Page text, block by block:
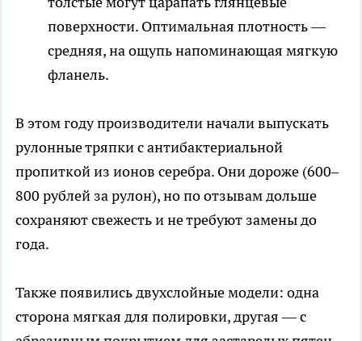
поверхности. Оптимальная плотность —
средняя, на ощупь напоминающая мягкую
фланель.
В этом году производители начали выпускать
рулонные тряпки с антибактериальной
пропиткой из ионов серебра. Они дороже (600–
800 рублей за рулон), но по отзывам дольше
сохраняют свежесть и не требуют замены до
года.
Также появились двухслойные модели: одна
сторона мягкая для полировки, другая — с